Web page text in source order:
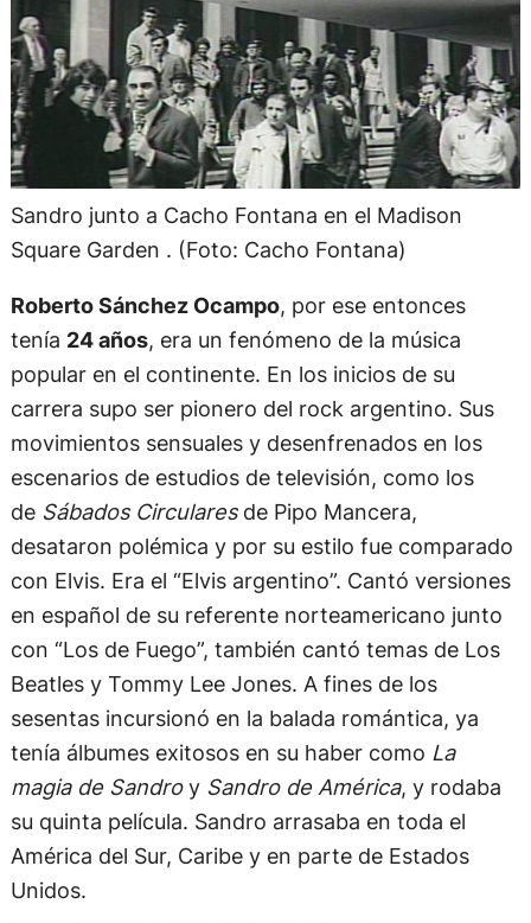
Sandro junto a Cacho Fontana en el Madison
Square Garden . (Foto: Cacho Fontana)
Roberto Sánchez Ocampo, por ese entonces
tenía 24 años, era un fenómeno de la música
popular en el continente. En los inicios de su
carrera supo ser pionero del rock argentino. Sus
movimientos sensuales y desenfrenados en los
escenarios de estudios de televisión, como los
de Sábados Circularesde Pipo Mancera,
desataron polémica y por su estilo fue comparado
con Elvis. Era el “Elvis argentino”. Cantó versiones
en español de su referente norteamericano junto
con “Los de Fuego”, también cantó temas de Los
Beatles y Tommy Lee Jones. A fines de los
sesentas incursionó en la balada romántica, ya
tenía álbumes exitosos en su haber como La
magia de Sandroy Sandro de América, y rodaba
su quinta película. Sandro arrasaba en toda el
América del Sur, Caribe y en parte de Estados
Unidos.